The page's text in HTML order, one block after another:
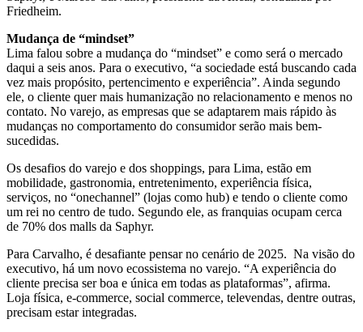
Friedheim.
Mudança de “mindset”
Lima falou sobre a mudança do “mindset” e como será o mercado
daqui a seis anos. Para o executivo, “a sociedade está buscando cada
vez mais propósito, pertencimento e experiência”. Ainda segundo
ele, o cliente quer mais humanização no relacionamento e menos no
contato. No varejo, as empresas que se adaptarem mais rápido às
mudanças no comportamento do consumidor serão mais bem-
sucedidas.
Os desafios do varejo e dos shoppings, para Lima, estão em
mobilidade, gastronomia, entretenimento, experiência física,
serviços, no “onechannel” (lojas como hub) e tendo o cliente como
um rei no centro de tudo. Segundo ele, as franquias ocupam cerca
de 70% dos malls da Saphyr.
Para Carvalho, é desafiante pensar no cenário de 2025. Na visão do
executivo, há um novo ecossistema no varejo. “A experiência do
cliente precisa ser boa e única em todas as plataformas”, afirma.
Loja física, e-commerce, social commerce, televendas, dentre outras,
precisam estar integradas.